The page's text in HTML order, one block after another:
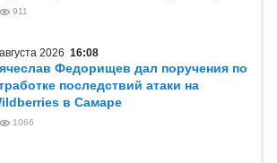
911
2026 16:08
Федорищев дал поручения по
последствий атаки на
в Самаре
1066